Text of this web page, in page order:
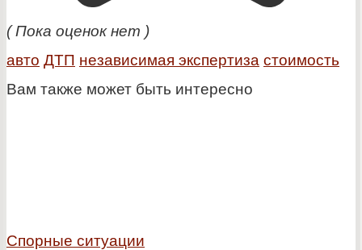
( Пока оценок нет )
авто ДТП независимая экспертиза стоимость
Вам также может быть интересно
Спорные ситуации